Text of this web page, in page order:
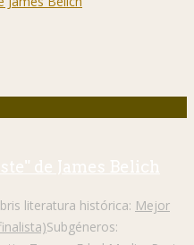
de James Belich
literatura histórica: Mejor
Subgéneros: